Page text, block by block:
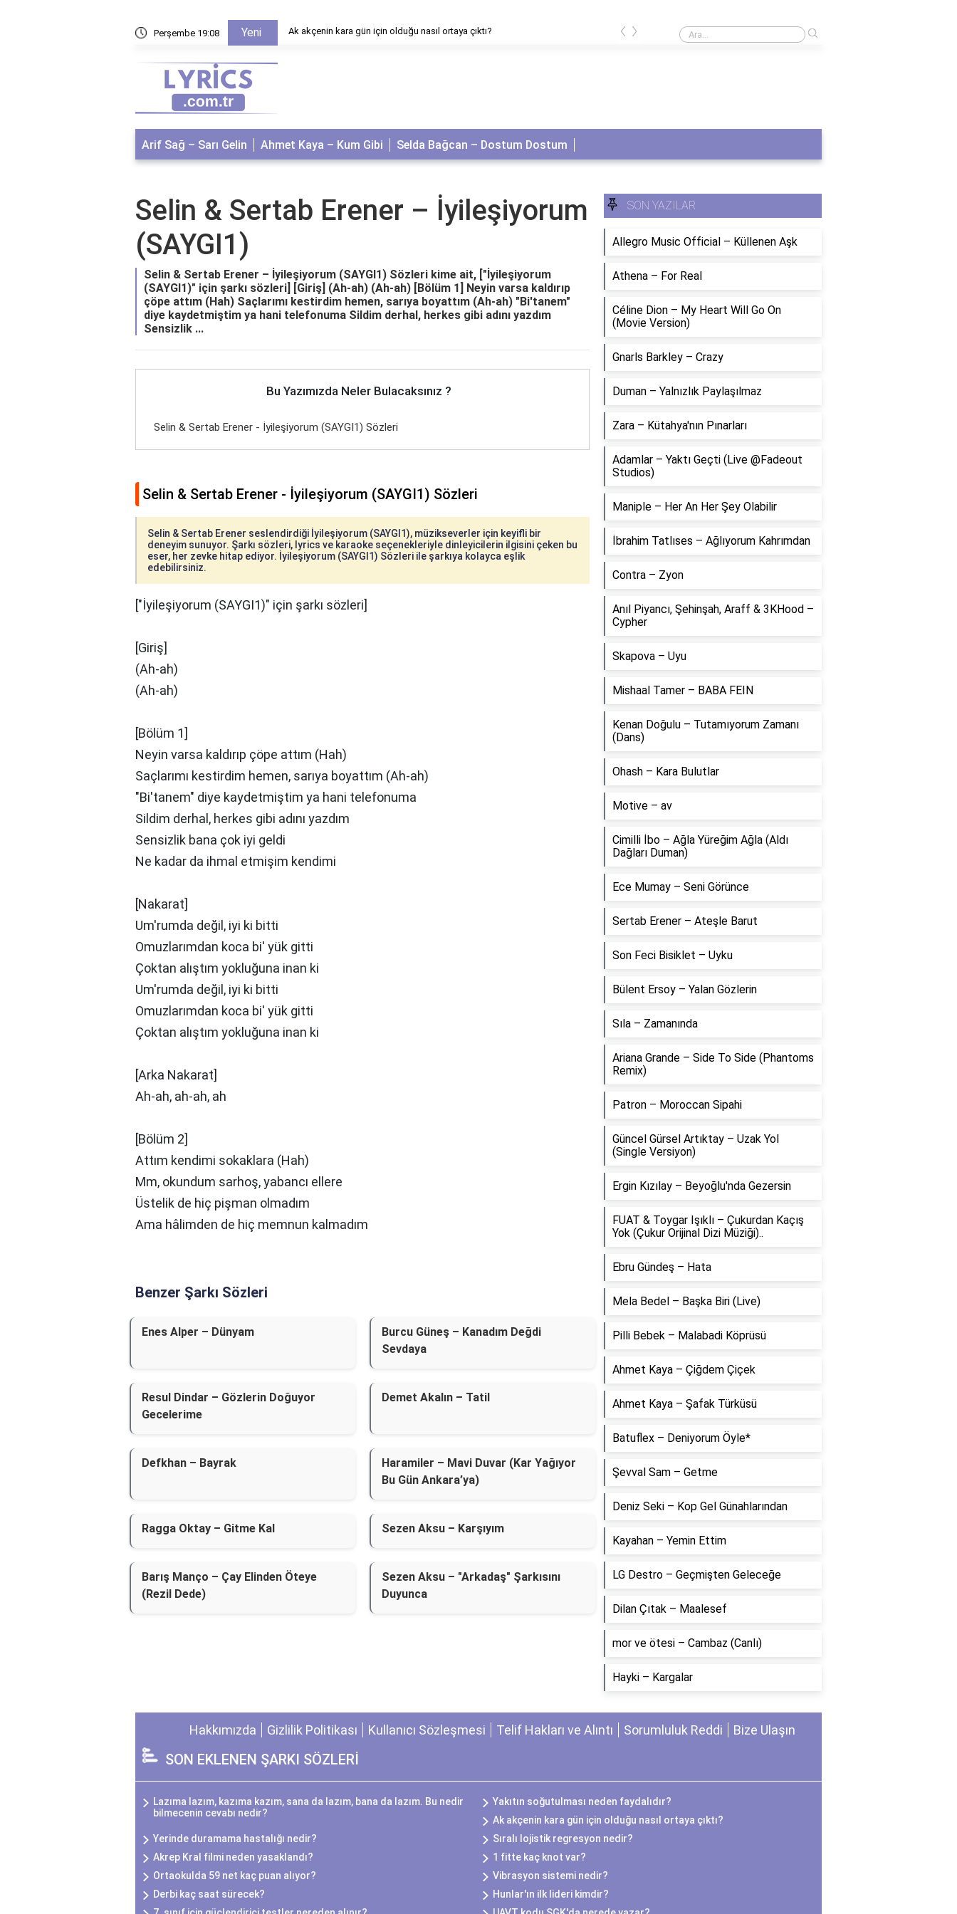
Perşembe 19:08 Yeni Ak akçenin kara gün için olduğu nasıl ortaya çıktı? Ak akçenin kara gün için olduğu nasıl ortaya çıktı?
‹ ›
Arif Sağ – Sarı Gelin Ahmet Kaya – Kum Gibi Selda Bağcan – Dostum Dostum
Selin & Sertab Erener – İyileşiyorum
(SAYGI1)
Selin & Sertab Erener – İyileşiyorum (SAYGI1) Sözleri kime ait, ["İyileşiyorum
(SAYGI1)" için şarkı sözleri] [Giriş] (Ah-ah) (Ah-ah) [Bölüm 1] Neyin varsa kaldırıp
çöpe attım (Hah) Saçlarımı kestirdim hemen, sarıya boyattım (Ah-ah) "Bi'tanem"
diye kaydetmiştim ya hani telefonuma Sildim derhal, herkes gibi adını yazdım
Sensizlik ...
Bu Yazımızda Neler Bulacaksınız ?
Selin & Sertab Erener - İyileşiyorum (SAYGI1) Sözleri
Selin & Sertab Erener - İyileşiyorum (SAYGI1) Sözleri
Selin & Sertab Erener seslendirdiği İyileşiyorum (SAYGI1), müzikseverler için keyifli bir
deneyim sunuyor. Şarkı sözleri, lyrics ve karaoke seçenekleriyle dinleyicilerin ilgisini çeken bu
eser, her zevke hitap ediyor. İyileşiyorum (SAYGI1) Sözleri ile şarkıya kolayca eşlik
edebilirsiniz.
["İyileşiyorum (SAYGI1)" için şarkı sözleri]
[Giriş]
(Ah-ah)
(Ah-ah)
[Bölüm 1]
Neyin varsa kaldırıp çöpe attım (Hah)
Saçlarımı kestirdim hemen, sarıya boyattım (Ah-ah)
"Bi'tanem" diye kaydetmiştim ya hani telefonuma
Sildim derhal, herkes gibi adını yazdım
Sensizlik bana çok iyi geldi
Ne kadar da ihmal etmişim kendimi
[Nakarat]
Um'rumda değil, iyi ki bitti
Omuzlarımdan koca bi' yük gitti
Çoktan alıştım yokluğuna inan ki
Um'rumda değil, iyi ki bitti
Omuzlarımdan koca bi' yük gitti
Çoktan alıştım yokluğuna inan ki
[Arka Nakarat]
Ah-ah, ah-ah, ah
[Bölüm 2]
Attım kendimi sokaklara (Hah)
Mm, okundum sarhoş, yabancı ellere
Üstelik de hiç pişman olmadım
Ama hâlimden de hiç memnun kalmadım
Benzer Şarkı Sözleri
Enes Alper – Dünyam
Burcu Güneş – Kanadım Değdi
Sevdaya
Resul Dindar – Gözlerin Doğuyor
Gecelerime
Demet Akalın – Tatil
Defkhan – Bayrak
Haramiler – Mavi Duvar (Kar Yağıyor
Bu Gün Ankara’ya)
Ragga Oktay – Gitme Kal Sezen Aksu – Karşıyım
Barış Manço – Çay Elinden Öteye
(Rezil Dede)
Sezen Aksu – "Arkadaş" Şarkısını
Duyunca
SON YAZILAR
Allegro Music Official – Küllenen Aşk
Athena – For Real
Céline Dion – My Heart Will Go On
(Movie Version)
Gnarls Barkley – Crazy
Duman – Yalnızlık Paylaşılmaz
Zara – Kütahya'nın Pınarları
Adamlar – Yaktı Geçti (Live @Fadeout
Studios)
Maniple – Her An Her Şey Olabilir
İbrahim Tatlıses – Ağlıyorum Kahrımdan
Contra – Zyon
Anıl Piyancı, Şehinşah, Araff & 3KHood –
Cypher
Skapova – Uyu
Mishaal Tamer – BABA FEIN
Kenan Doğulu – Tutamıyorum Zamanı
(Dans)
Ohash – Kara Bulutlar
Motive – av
Cimilli İbo – Ağla Yüreğim Ağla (Aldı
Dağları Duman)
Ece Mumay – Seni Görünce
Sertab Erener – Ateşle Barut
Son Feci Bisiklet – Uyku
Bülent Ersoy – Yalan Gözlerin
Sıla – Zamanında
Ariana Grande – Side To Side (Phantoms
Remix)
Patron – Moroccan Sipahi
Güncel Gürsel Artıktay – Uzak Yol
(Single Versiyon)
Ergin Kızılay – Beyoğlu'nda Gezersin
FUAT & Toygar Işıklı – Çukurdan Kaçış
Yok (Çukur Orijinal Dizi Müziği)..
Ebru Gündeş – Hata
Mela Bedel – Başka Biri (Live)
Pilli Bebek – Malabadi Köprüsü
Ahmet Kaya – Çiğdem Çiçek
Ahmet Kaya – Şafak Türküsü
Batuflex – Deniyorum Öyle*
Şevval Sam – Getme
Deniz Seki – Kop Gel Günahlarından
Kayahan – Yemin Ettim
LG Destro – Geçmişten Geleceğe
Dilan Çıtak – Maalesef
​mor ve ötesi – Cambaz (Canlı)
Hayki – Kargalar
Hakkımızda Gizlilik Politikası Kullanıcı Sözleşmesi Telif Hakları ve Alıntı Sorumluluk Reddi Bize Ulaşın
SON EKLENEN ŞARKI SÖZLERİ
Lazıma lazım, kazıma kazım, sana da lazım, bana da lazım. Bu nedir
bilmecenin cevabı nedir?
Yakıtın soğutulması neden faydalıdır?
Ak akçenin kara gün için olduğu nasıl ortaya çıktı?
Yerinde duramama hastalığı nedir?
Sıralı lojistik regresyon nedir?
Akrep Kral filmi neden yasaklandı?
1 fitte kaç knot var?
Ortaokulda 59 net kaç puan alıyor?
Vibrasyon sistemi nedir?
Derbi kaç saat sürecek?
Hunlar'ın ilk lideri kimdir?